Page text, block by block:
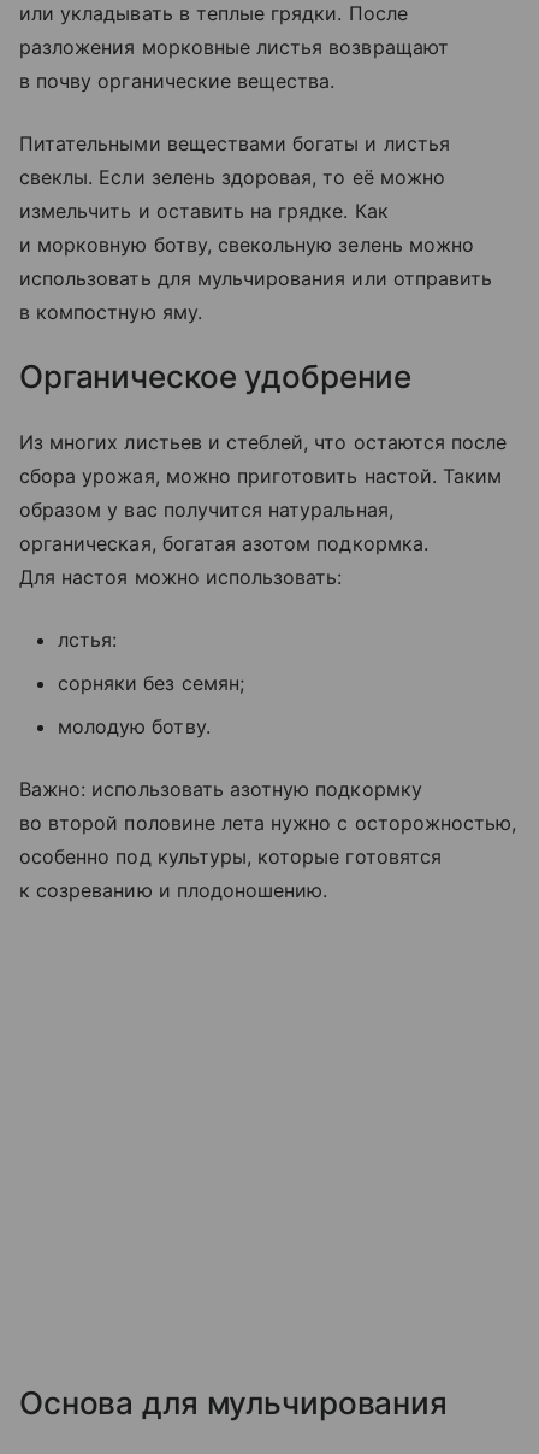
или укладывать в теплые грядки. После
разложения морковные листья возвращают
в почву органические вещества.
Питательными веществами богаты и листья
свеклы. Если зелень здоровая, то её можно
измельчить и оставить на грядке. Как
и морковную ботву, свекольную зелень можно
использовать для мульчирования или отправить
в компостную яму.
Органическое удобрение
Из многих листьев и стеблей, что остаются после
сбора урожая, можно приготовить настой. Таким
образом у вас получится натуральная,
органическая, богатая азотом подкормка.
Для настоя можно использовать:
лстья:
сорняки без семян;
молодую ботву.
Важно: использовать азотную подкормку
во второй половине лета нужно с осторожностью,
особенно под культуры, которые готовятся
к созреванию и плодоношению.
Основа для мульчирования